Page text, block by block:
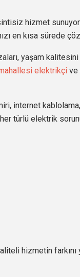
hizmet
en kısa sürede
yaşam
elektrikçi ve
internet
türlü elektrik
hizmetin farkını